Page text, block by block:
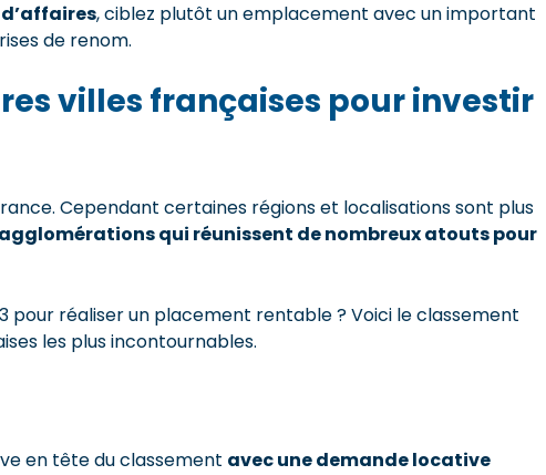
, ciblez plutôt un emplacement avec un important
de renom.
villes françaises pour investir
Cependant certaines régions et localisations sont plus
qui réunissent de nombreux atouts pour
pour réaliser un placement rentable ? Voici le classement
les plus incontournables.
en tête du classement avec une demande locative